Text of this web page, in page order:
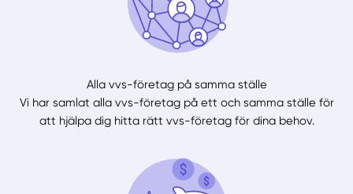
Alla vvs-företag på samma ställe
Vi har samlat alla vvs-företag på ett och samma ställe för
att hjälpa dig hitta rätt vvs-företag för dina behov.